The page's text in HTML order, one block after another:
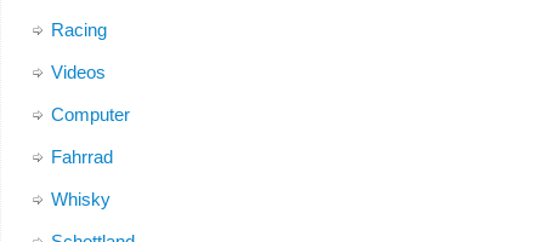
Racing
Videos
Computer
Fahrrad
Whisky